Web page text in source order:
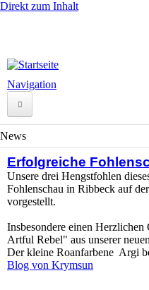
Direkt zum Inhalt
Navigation
Ranch
News
QH-Zucht
Foxtrotter
Verkaufspferde
News
Erfolgreiche
Unsere drei Hengstfohlen
Fohlenschau in Ribbeck auf
vorgestellt.
Insbesondere einen
Artful Rebel" aus unserer
Der kleine Roanfarbene Argi
Blog von Krymsun